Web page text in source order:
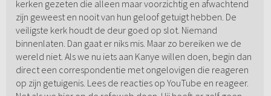
kerken gezeten die alleen maar voorzichtig en afwachtend
zijn geweest en nooit van hun geloof getuigt hebben. De
veiligste kerk houdt de deur goed op slot. Niemand
binnenlaten. Dan gaat er niks mis. Maar zo bereiken we de
wereld niet. Als we nu iets aan Kanye willen doen, begin dan
direct een correspondentie met ongelovigen die reageren
op zijn getuigenis. Lees de reacties op YouTube en reageer.